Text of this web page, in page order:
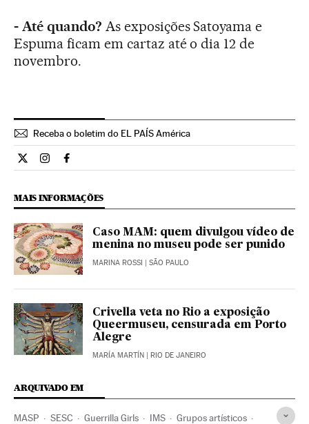
- Até quando? As exposições Satoyama e
Espuma ficam em cartaz até o dia 12 de
novembro.
Receba o boletim do EL PAÍS América
Cultura El País Brasil en Twitter
Cultura El País Brasil en Instagram
Cultura El País Brasil en Facebook
MAIS INFORMAÇÕES
Caso MAM: quem divulgou vídeo de
menina no museu pode ser punido
MARINA ROSSI | SÃO PAULO
Crivella veta no Rio a exposição
Queermuseu, censurada em Porto
Alegre
MARÍA MARTÍN | RIO DE JANEIRO
ARQUIVADO EM
MASP SESC Guerrilla Girls IMS Grupos artísticos